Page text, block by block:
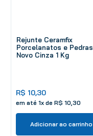
Rejunte Ceramfix
Porcelanatos e Pedras
Novo Cinza 1 Kg
R$ 10,30
em até 1x de R$ 10 30
Adicionar ao carrinho